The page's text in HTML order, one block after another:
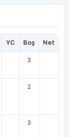
YC Boş Net
3
2
3